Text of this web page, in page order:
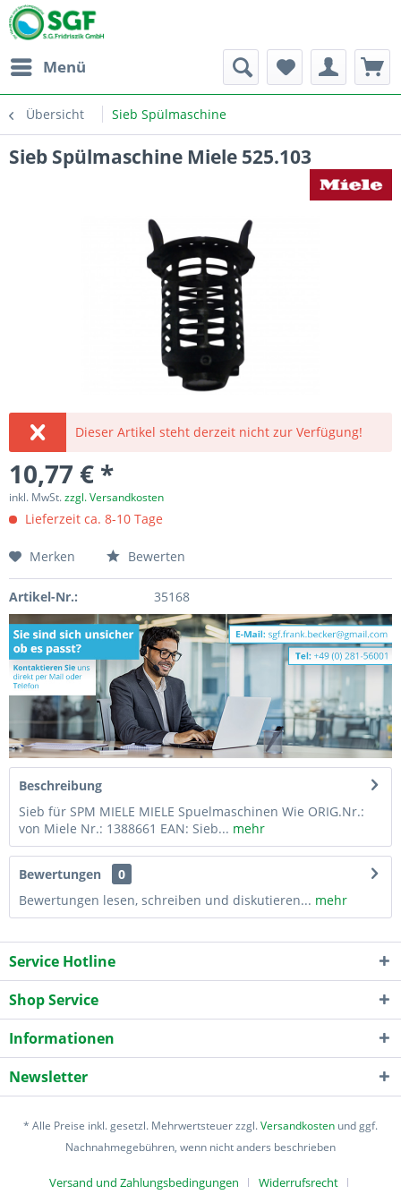
Menü
Übersicht Sieb Spülmaschine
Sieb Spülmaschine Miele 525.103
Dieser Artikel steht derzeit nicht zur Verfügung!
10,77 € *
inkl. MwSt.zzgl. Versandkosten
Lieferzeit ca. 8-10 Tage
Merken Bewerten
Artikel-Nr.: 35168
Beschreibung
Sieb für SPM MIELE MIELE Spuelmaschinen Wie ORIG.Nr.:
von Miele Nr.: 1388661 EAN: Sieb... mehr
Bewertungen
0
Bewertungen lesen, schreiben und diskutieren... mehr
Service Hotline
Shop Service
Informationen
Newsletter
* Alle Preise inkl. gesetzl. Mehrwertsteuer zzgl.Versandkosten und ggf.
Nachnahmegebühren, wenn nicht anders beschrieben
Versand und Zahlungsbedingungen Widerrufsrecht